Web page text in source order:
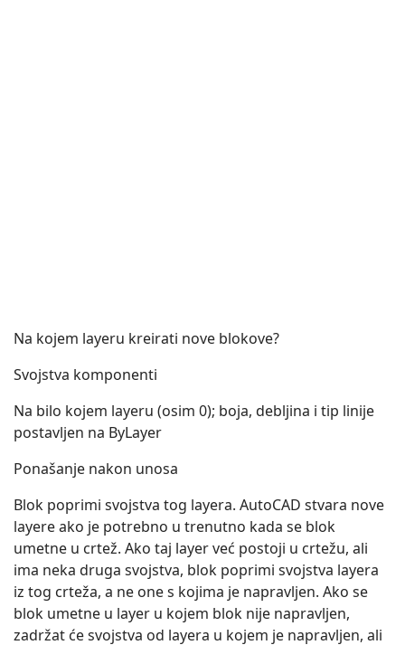
Na kojem layeru kreirati nove blokove?
Svojstva komponenti
Na bilo kojem layeru (osim 0); boja, debljina i tip linije
postavljen na ByLayer
Ponašanje nakon unosa
Blok poprimi svojstva tog layera. AutoCAD stvara nove
layere ako je potrebno u trenutno kada se blok
umetne u crtež. Ako taj layer već postoji u crtežu, ali
ima neka druga svojstva, blok poprimi svojstva layera
iz tog crteža, a ne one s kojima je napravljen. Ako se
blok umetne u layer u kojem blok nije napravljen,
zadržat će svojstva od layera u kojem je napravljen, ali